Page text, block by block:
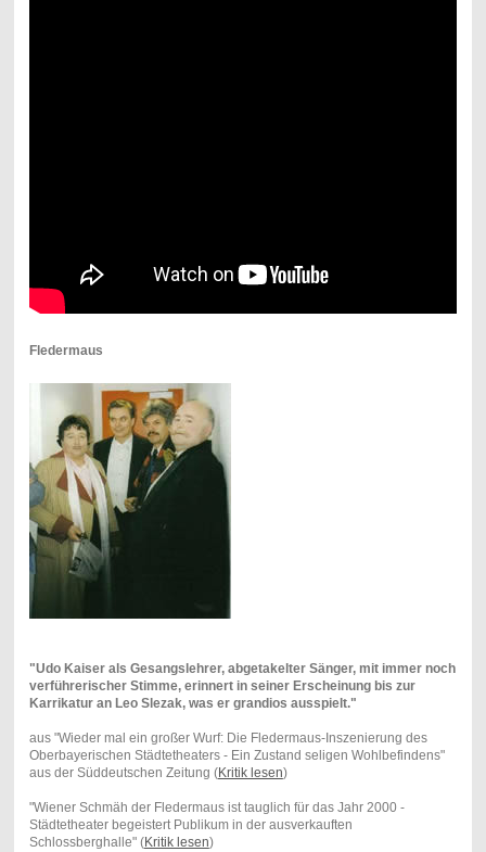
Fledermaus
"Udo Kaiser als Gesangslehrer, abgetakelter Sänger, mit immer noch
verführerischer Stimme, erinnert in seiner Erscheinung bis zur
Karrikatur an Leo Slezak, was er grandios ausspielt."
aus "Wieder mal ein großer Wurf: Die Fledermaus-Inszenierung des
Oberbayerischen Städtetheaters - Ein Zustand seligen Wohlbefindens"
aus der Süddeutschen Zeitung (Kritik lesen)
"Wiener Schmäh der Fledermaus ist tauglich für das Jahr 2000 -
Städtetheater begeistert Publikum in der ausverkauften
Schlossberghalle" (Kritik lesen)